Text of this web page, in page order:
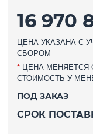
16 970
ЦЕНА УКАЗАНА С
СБОРОМ
*ЦЕНА МЕНЯЕТСЯ
СТОИМОСТЬ У
ПОД ЗАКАЗ
СРОК